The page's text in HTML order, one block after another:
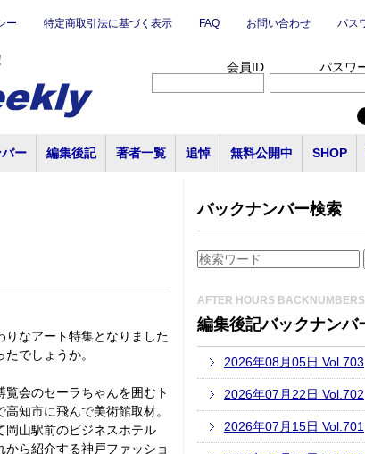
ー 特定商取引法に基づく表示 FAQ お問い合わせ パス
会員ID パスワ
ー 編集後記 著者一覧 追悼 無料公開中 SHOP
なアート特集となりました
でしょうか。
会のセーラちゃんを囲むト
知市に飛んで美術館取材。
岡山駅前のビジネスホテル
ら紹介する神戸ファッショ
バックナンバー検索
AFTER HOURS BACKNUMBERS
編集後記バックナンバ
2026年08月05日 Vol.703
2026年07月22日 Vol.702
2026年07月15日 Vol.701